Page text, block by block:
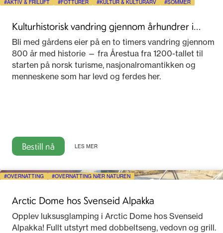
AKTIV & FRILUFT FOTTURER KULTUR & KULTURARV SOMMER
Kulturhistorisk vandring gjennom århundrer i
Telemark
Bli med gårdens eier på en to timers vandring gjennom
800 år med historie — fra Årestua fra 1200-tallet til
starten på norsk turisme, nasjonalromantikken og
menneskene som har levd og ferdes her.
Bestill nå LES MER
OVERNATTING OVERNATTING NÆR NATUREN
Arctic Dome hos Svenseid Alpakka
Opplev luksusglamping i Arctic Dome hos Svenseid
Alpakka! Fullt utstyrt med dobbeltseng, vedovn og grill.